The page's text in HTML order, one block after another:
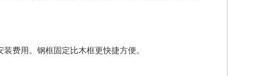
费用。钢框固定比木框更快捷方便。